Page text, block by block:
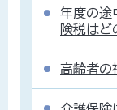
年度の途
険税はど
高齢者の